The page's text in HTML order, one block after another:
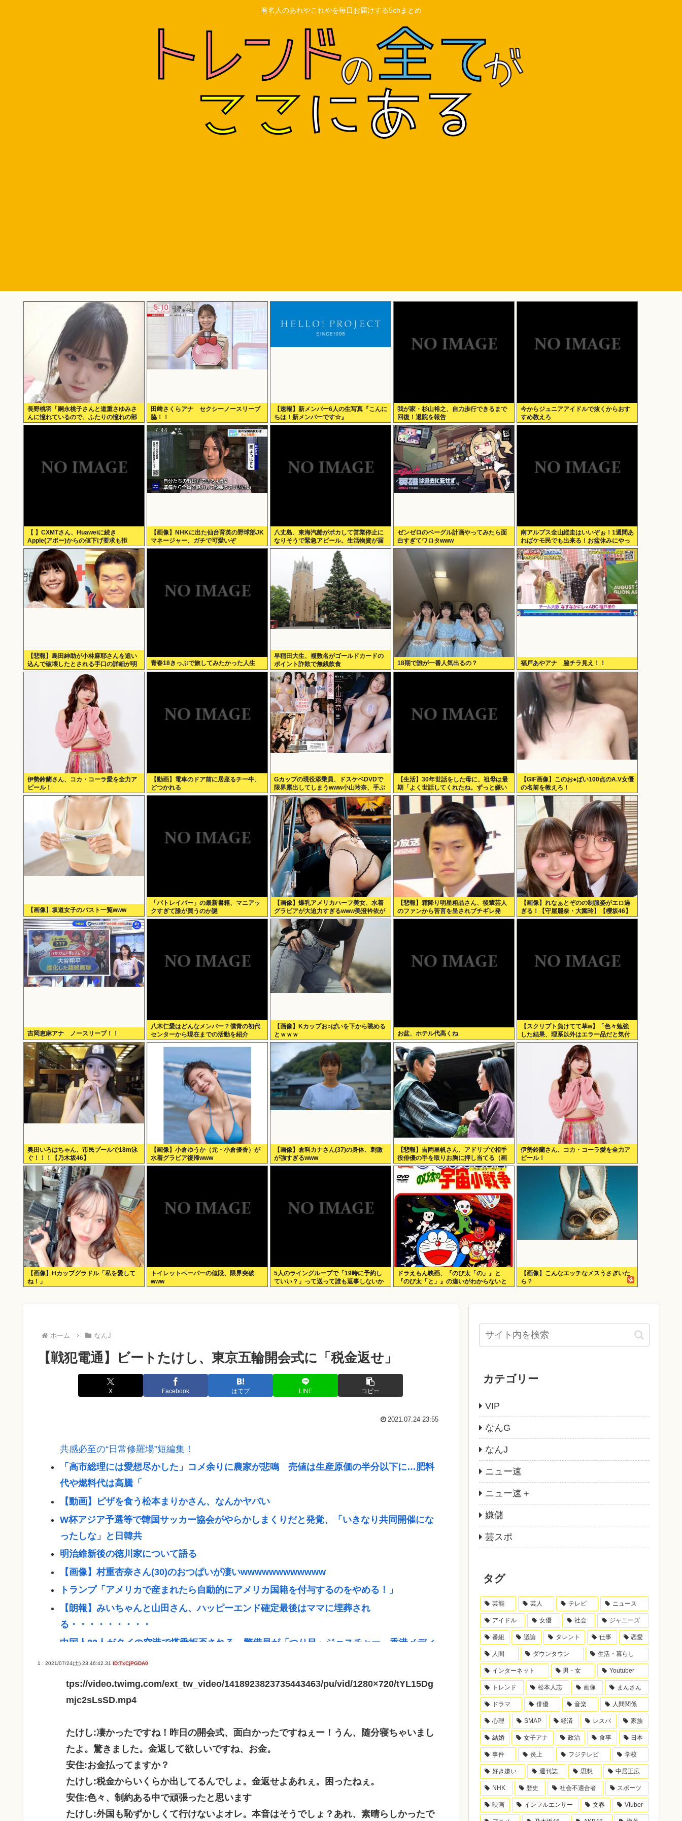
有名人のあれやこれやを毎日お届けする5chまとめ
長野桃羽「嗣永桃子さんと道重さゆみさ
んに憧れているので、ふたりの憧れの部
分をぎゅっと集めた存在になり
田﨑さくらアナ セクシーノースリーブ
脇！！
【速報】新メンバー6人の生写真『こんに
ちは！新メンバーです☆』
我が家・杉山裕之、自力歩行できるまで
回復！退院を報告
今からジュニアアイドルで抜くからおす
すめ教えろ
【 】CXMTさん、Huaweiに続き
Apple(アポー)からの値下げ要求も拒
否！！！半導体バボー継続へ！！！
【画像】NHKに出た仙台育英の野球部JK
マネージャー、ガチで可愛いぞ
八丈島、東海汽船がポカして営業停止に
なりそうで緊急アピール。生活物資が届
かなくなるかも。アシタバ以外に食うも
ゼンゼロのベーグル計画やってみたら面
白すぎてワロタwww
南アルプス全山縦走はいいぞぉ！1週間あ
ればケモ民でも出来る！お盆休みにやっ
てみなイカ？
【悲報】島田紳助が小林麻耶さんを追い
込んで破壊したとされる手口の詳細が明
らかに･･････！！
青春18きっぷで旅してみたかった人生
早稲田大生、複数名がゴールドカードの
ポイント詐欺で無銭飲食
18期で誰が一番人気出るの？ 福戸あやアナ 脇チラ見え！！
伊勢鈴蘭さん、コカ・コーラ愛を全力ア
ピール！
【動画】電車のドア前に居座るチー牛、
どつかれる
Gカップの現役添乗員、ドスケベDVDで
限界露出してしまうwww小山玲奈、手ぶ
らや極小ビキニで大放出！！新作「聖な
る山」の動画＆画像まとめ！
【生活】30年世話をした母に、祖母は最
期「よく世話してくれたね。ずっと嫌い
だったのが残念だよ」と言って死んだ
【GIF画像】このお●ぱい100点のA.V女優
の名前を教えろ！
【画像】坂道女子のバスト一覧www
「パトレイバー」の最新書籍、マニアッ
クすぎて誰が買うのか謎
【画像】爆乳アメリカハーフ美女、水着
グラビアが大迫力すぎるwww美澄衿依が
むっちりマシュマロボディを解放！！
【悲報】霜降り明星粗品さん、後輩芸人
のファンから苦言を呈されブチギレ発
狂…
【画像】れなぁとぞのの制服姿がエロ過
ぎる！【守屋麗奈・大園玲】【櫻坂46】
吉岡恵麻アナ ノースリーブ！！
八木仁愛はどんなメンバー？僕青の初代
センターから現在までの活動を紹介
【画像】Kカップお○ぱいを下から眺める
とｗｗｗ
お盆、ホテル代高くね
【スクリプト負けてて草w】「色々勉強
した結果、理系以外はエラー品だと気付
いた【ガチ】」について、もっと具体的
奥田いろはちゃん、市民プールで18m泳
ぐ！！！【乃木坂46】
【画像】小倉ゆうか（元・小倉優香）が
水着グラビア復帰www
【画像】倉科カナさん(37)の身体、刺激
が強すぎるwww
【悲報】吉岡里帆さん、アドリブで相手
役俳優の手を取りお胸に押し当てる（画
像あり）
伊勢鈴蘭さん、コカ・コーラ愛を全力ア
ピール！
【画像】Hカップグラドル「私を愛して
ね！」
トイレットペーパーの値段、限界突破
www
5人のライングループで「19時に予約し
ていい？」って送って誰も返事しないか
ら無視でいいよね？
ドラえもん映画、『のび太「の」』と
『のび太「と」』の違いがわからないと
話題に
【画像】こんなエッチなメスうさぎいた
ら？
ホーム なんJ
【戦犯電通】ビートたけし、東京五輪開会式に「税金返せ」
X Facebook はてブ LINE コピー
2021.07.24 23:55
共感必至の“日常修羅場”短編集！
「高市総理には愛想尽かした」コメ余りに農家が悲鳴 売値は生産原価の半分以下に…肥料
代や燃料代は高騰「
【動画】ピザを食う松本まりかさん、なんかヤバい
W杯アジア予選等で韓国サッカー協会がやらかしまくりだと発覚、「いきなり共同開催にな
ったしな」と日韓共
明治維新後の徳川家について語る
【画像】村重杏奈さん(30)のおつぱいが凄いwwwwwwwwwwww
トランプ「アメリカで産まれたら自動的にアメリカ国籍を付与するのをやめる！」
【朗報】みいちゃんと山田さん、ハッピーエンド確定最後はママに埋葬され
る・・・・・・・・・
中国人22人がタイの空港で搭乗拒否される、警備員が「つり目」ジェスチャー―香港メディ
ア [8/6]
【画像】令和のJKの待ち受け画像、俺たちには眩しすぎるwww
【高市】 糖尿病内科クリニック、待合室に『ドカ食いダイスキ！もちづきさん』を置いてし
まい炎上
「盆踊り」に「うるせぇ」と苦情がある為使える公園が半減 取材ではうるさいと答える住民
はおらず こどおじみたいのが電話してんだろな
ビニコンの店員がいらっしゃいませー！言わないから本社にクレームいれてやりましたよ！
www
1 : 2021/07/24(土) 23:46:42.31 ID:TxCjPGDA0
tps://video.twimg.com/ext_tw_video/1418923823735443463/pu/vid/1280×720/tYL15Dg
mjc2sLsSD.mp4
たけし:凄かったですね！昨日の開会式、面白かったですねぇー！うん、随分寝ちゃいまし
たよ。驚きました。金返して欲しいですね、お金。
安住:お金払ってますか？
たけし:税金からいくらか出してるんでしょ。金返せよあれぇ。困ったねぇ。
安住:色々、制約ある中で頑張ったと思います
たけし:外国も恥ずかしくて行けないよオレ。本音はそうでしょ？あれ、素晴らしかったで
カテゴリー
VIP
なんG
なんJ
ニュー速
ニュー速＋
嫌儲
芸スポ
タグ
芸能 芸人 テレビ ニュース
アイドル 女優 社会 ジャニーズ
番組 議論 タレント 仕事 恋愛
人間 ダウンタウン 生活・暮らし
インターネット 男・女 Youtuber
トレンド 松本人志 画像 まんさん
ドラマ 俳優 音楽 人間関係
心理 SMAP 経済 レスバ 家族
結婚 女子アナ 政治 食事 日本
事件 炎上 フジテレビ 学校
好き嫌い 週刊誌 思想 中居正広
NHK 歴史 社会不適合者 スポーツ
映画 インフルエンサー 文春 Vtuber